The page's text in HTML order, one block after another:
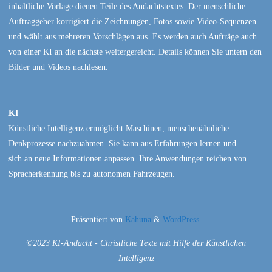
inhaltliche Vorlage dienen Teile des Andachtstextes. Der menschliche
Auftraggeber korrigiert die Zeichnungen, Fotos sowie Video-Sequenzen
und wählt aus mehreren Vorschlägen aus. Es werden auch Aufträge auch
von einer KI an die nächste weitergereicht. Details können Sie untern den
Bilder und Videos nachlesen.
KI
Künstliche Intelligenz ermöglicht Maschinen, menschenähnliche
Denkprozesse nachzuahmen. Sie kann aus Erfahrungen lernen und
sich an neue Informationen anpassen. Ihre Anwendungen reichen von
Spracherkennung bis zu autonomen Fahrzeugen.
Präsentiert von Kahuna & WordPress.
©2023 KI-Andacht - Christliche Texte mit Hilfe der Künstlichen
Intelligenz